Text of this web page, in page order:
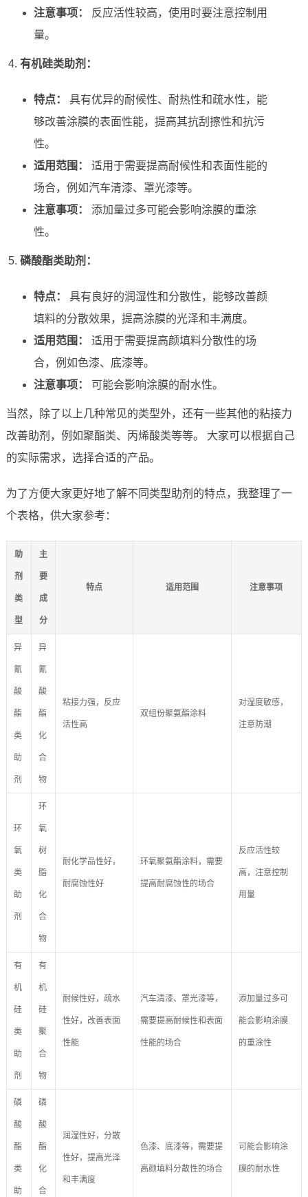
注意事项：
反应活性较高，使用时要注意控制用
量。
有机硅类助剂：
特点：
具有优异的耐候性、耐热性和疏水性，能
够改善涂膜的表面性能，提高其抗刮擦性和抗污
性。
适用范围：
适用于需要提高耐候性和表面性能的
场合，例如汽车清漆、罩光漆等。
注意事项：
添加量过多可能会影响涂膜的重涂
性。
磷酸酯类助剂：
特点：
具有良好的润湿性和分散性，能够改善颜
填料的分散效果，提高涂膜的光泽和丰满度。
适用范围：
适用于需要提高颜填料分散性的场
合，例如色漆、底漆等。
注意事项：
可能会影响涂膜的耐水性。
当然，除了以上几种常见的类型外，还有一些其他的粘接力
改善助剂，例如聚酯类、丙烯酸类等等。 大家可以根据自己
的实际需求，选择合适的产品。
为了方便大家更好地了解不同类型助剂的特点，我整理了一
个表格，供大家参考：
助
剂
类
型
主
要
成
分
特点 适用范围 注意事项
异
氰
酸
酯
类
助
剂
异
氰
酸
酯
化
合
物
粘接力强，反应
活性高
双组份聚氨酯涂料
对湿度敏感，
注意防潮
环
氧
类
助
剂
环
氧
树
脂
化
合
物
耐化学品性好，
耐腐蚀性好
环氧聚氨酯涂料，需要
提高耐腐蚀性的场合
反应活性较
高，注意控制
用量
有
机
硅
类
助
剂
有
机
硅
聚
合
物
耐候性好，疏水
性好，改善表面
性能
汽车清漆、罩光漆等，
需要提高耐候性和表面
性能的场合
添加量过多可
能会影响涂膜
的重涂性
磷
酸
酯
类
助
磷
酸
酯
化
合
润湿性好，分散
性好，提高光泽
和丰满度
色漆、底漆等，需要提
高颜填料分散性的场合
可能会影响涂
膜的耐水性